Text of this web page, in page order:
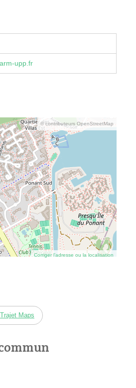
upp.fr
© contributeurs OpenStreetMap
Corriger l’adresse ou la localisation
Trajet Maps